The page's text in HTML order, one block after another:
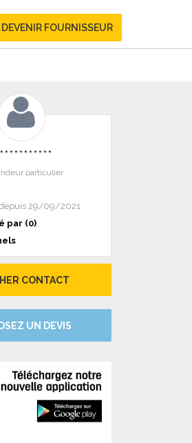
DEVENIR FOURNISSEUR
particulier
29/09/2021
par (0)
CONTACT
UN DEVIS